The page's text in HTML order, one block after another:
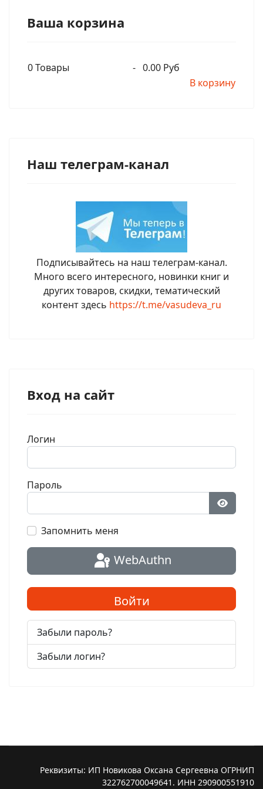
Ваша корзина
0Товары - 0.00 Руб
В корзину
Наш телеграм-канал
Подписывайтесь на наш телеграм-канал.
Много всего интересного, новинки книг и
других товаров, скидки, тематический
контент здесь https://t.me/vasudeva_ru
Вход на сайт
Логин
Пароль
Запомнить меня
WebAuthn
Войти
Забыли пароль?
Забыли логин?
Реквизиты: ИП Новикова Оксана Сергеевна ОГРНИП
322762700049641. ИНН 290900551910